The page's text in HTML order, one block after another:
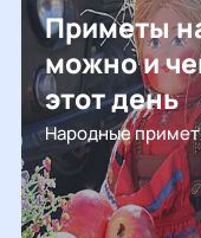
Приметы
можно и
этот день
Народные